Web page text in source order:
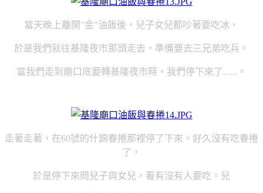
當天晚上離開"金"油飯後，兒子女兒都吵著要吃冰，
於是我們就往基隆夜市那頭走去，準備要去三兄弟吃兵。
當我們走到廟口底要轉基隆夜市時，我們停下來了......。
走著走著，在60號的什錦春捲那裡停了下來。好久沒有吃春捲
了，
於是停下來問兒子與女兒，看有沒有人要吃。兒